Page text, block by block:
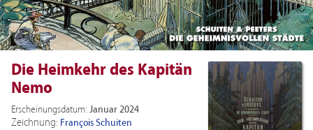
Die Heimkehr des Kapitän
Nemo
Erscheinungsdatum: Januar 2024
Zeichnung: François Schuiten